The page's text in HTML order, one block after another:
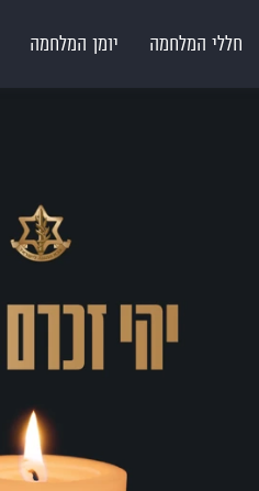
חללי המלחמה יומן המלחמה